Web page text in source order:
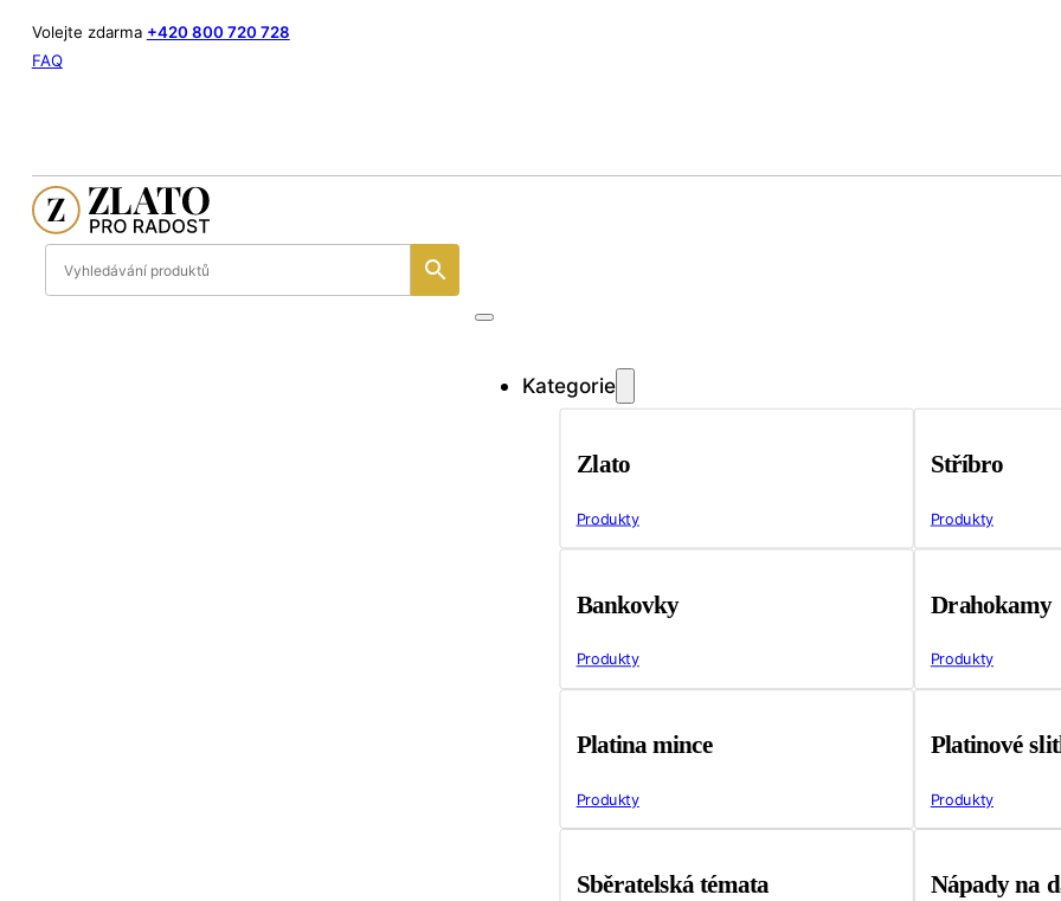
Volejte zdarma +420 800 720 728
FAQ
Kategorie
Zlato
Produkty
Stříbro
Produkty
Bankovky
Produkty
Drahokamy
Produkty
Platina mince
Produkty
Platinové
Produkty
Sběratelská témata Nápady na